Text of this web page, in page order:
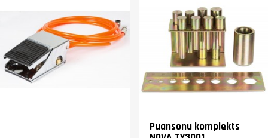
Puansonu komplekts